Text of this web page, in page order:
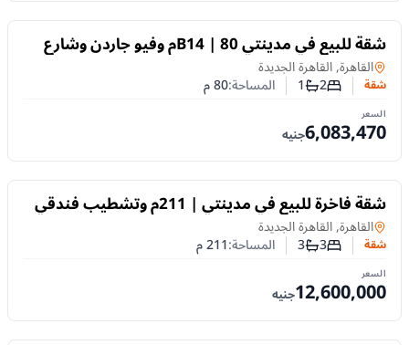
للبيع شقة للبيع في مدينتي B14 | 80م وفيو جاردن وشارع
وتقسيط حتى 10 سنوات
شقةفي
القاهرة, القاهرة الجديدة
شقة عدد غرف النوم
2عدد الحمامات
1 المساحة:80م
السعر
6,083,470جنيه
للبيع شقة فاخرة للبيع في مدينتي | 211م وتشطيب فندقي
وفيو جاردن مفتوح
شقةفي
القاهرة, القاهرة الجديدة
شقة عدد غرف النوم
3عدد الحمامات
3 المساحة:211م
السعر
12,600,000جنيه